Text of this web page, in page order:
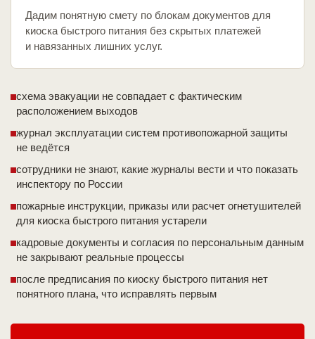
Дадим понятную смету по блокам документов для
киоска быстрого питания без скрытых платежей
и навязанных лишних услуг.
схема эвакуации не совпадает с фактическим
расположением выходов
журнал эксплуатации систем противопожарной защиты
не ведётся
сотрудники не знают, какие журналы вести и что показать
инспектору по России
пожарные инструкции, приказы или расчет огнетушителей
для киоска быстрого питания устарели
кадровые документы и согласия по персональным данным
не закрывают реальные процессы
после предписания по киоску быстрого питания нет
понятного плана, что исправлять первым